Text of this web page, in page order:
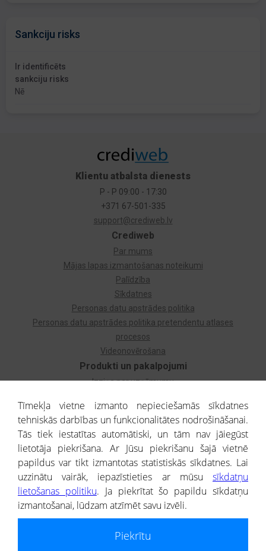
Sankciju risks
Ir identificēts
sankciju risks
Nē
Produkti un pakalpojumi
Izziņa par uzņēmumu
Dzimtas koks
Uzņēmumu atlase
Monitorings
Kredītizziņa par ārvalstu uzņēmumiem
Crediweb
Par mums
Mājas lapas izmantošanas noteikumi
Palīdzība
Sīkdatnes
Personas datu apstrādes politika
Personas datu apstrādes politika pretendentu atlases
procesos
Videonovērošana
Klientu atbalsta dienests
P - P 09:00 - 17:30
+371 67-501-335
support@crediweb.lv
® CREDITREFORM Latvija
SIA
Tīmekļa vietne izmanto nepieciešamās sīkdatnes
tehniskās darbības un funkcionalitātes nodrošināšanai.
Tās tiek iestatītas automātiski, un tām nav jāiegūst
lietotāja piekrišana. Ar Jūsu piekrišanu šajā vietnē
papildus var tikt izmantotas statistiskās sīkdatnes. Lai
uzzinātu vairāk, iepazīstieties ar mūsu sīkdatņu
lietošanas politiku. Ja piekrītat šo papildu sīkdatņu
izmantošanai, lūdzam atzīmēt savu izvēli.
Piekrītu